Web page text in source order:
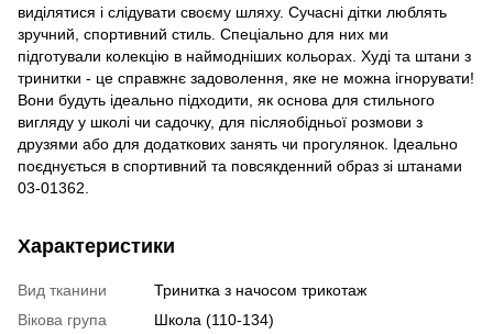
виділятися і слідувати своєму шляху. Сучасні дітки люблять
зручний, спортивний стиль. Спеціально для них ми
підготували колекцію в наймодніших кольорах. Худі та штани з
тринитки - це справжнє задоволення, яке не можна ігнорувати!
Вони будуть ідеально підходити, як основа для стильного
вигляду у школі чи садочку, для післяобідньої розмови з
друзями або для додаткових занять чи прогулянок. Ідеально
поєднується в спортивний та повсякденний образ зі штанами
03-01362.
Характеристики
Вид тканини
Тринитка з начосом трикотаж
Вікова група
Школа (110-134)